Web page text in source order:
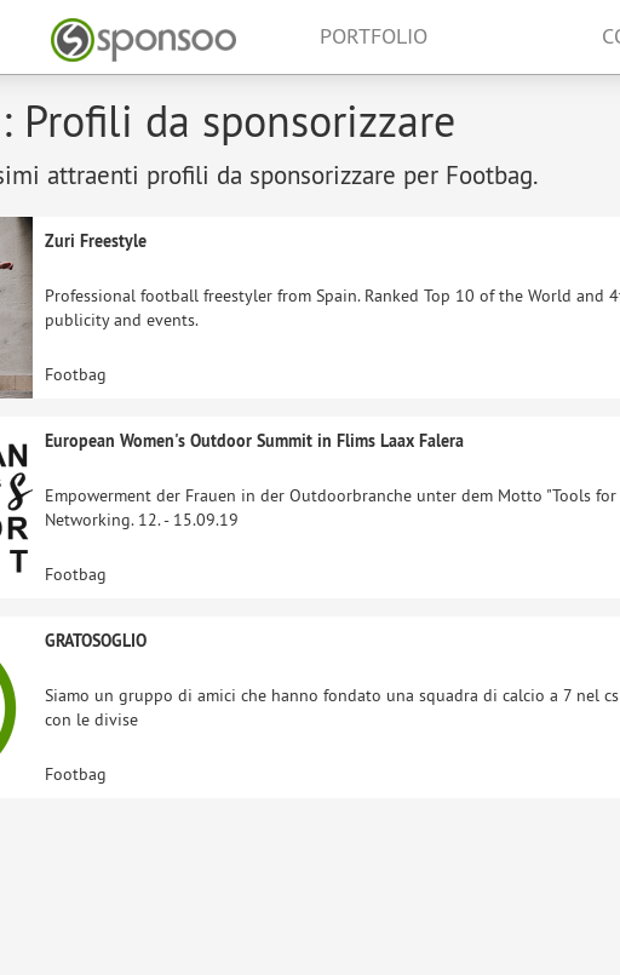
PORTFOLIO
Profili da sponsorizzare
attraenti profili da sponsorizzare per Footbag.
Zuri Freestyle
Professional football freestyler from Spain. Ranked Top 10 of the World and
publicity and events.
Footbag
European Women's Outdoor Summit in Flims Laax Falera
Empowerment der Frauen in der Outdoorbranche unter dem Motto "Tools
Networking. 12. - 15.09.19
Footbag
GRATOSOGLIO
Siamo un gruppo di amici che hanno fondato una squadra di calcio a 7 nel
con le divise
Footbag